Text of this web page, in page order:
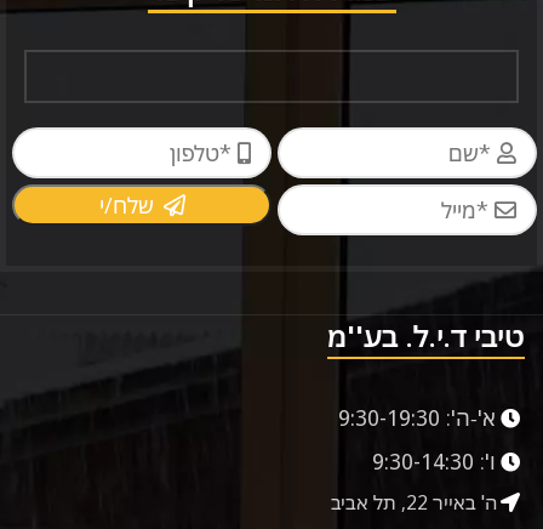
שלח/י
טיבי ד.י.ל. בע''מ
א'-ה': 9:30-19:30
ו': 9:30-14:30
ה' באייר 22, תל אביב